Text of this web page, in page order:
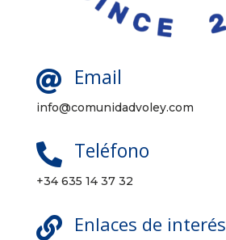
 Email
info@comunidadvoley.com
 Teléfono
+34 635 14 37 32
 Enlaces de interés